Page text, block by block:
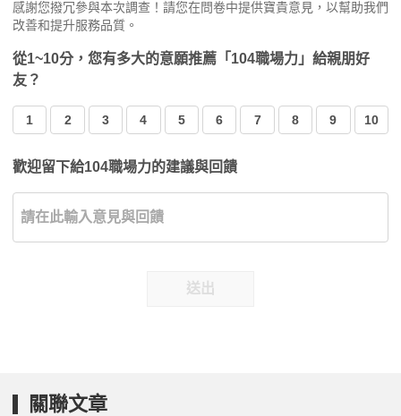
感謝您撥冗參與本次調查！請您在問卷中提供寶貴意見，以幫助我們
改善和提升服務品質。
從1~10分，您有多大的意願推薦「104職場力」給親朋好
友？
1 2 3 4 5 6 7 8 9 10
歡迎留下給104職場力的建議與回饋
送出
關聯文章